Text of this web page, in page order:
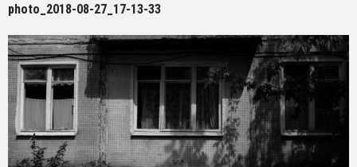
photo_2018-08-27_17-13-33